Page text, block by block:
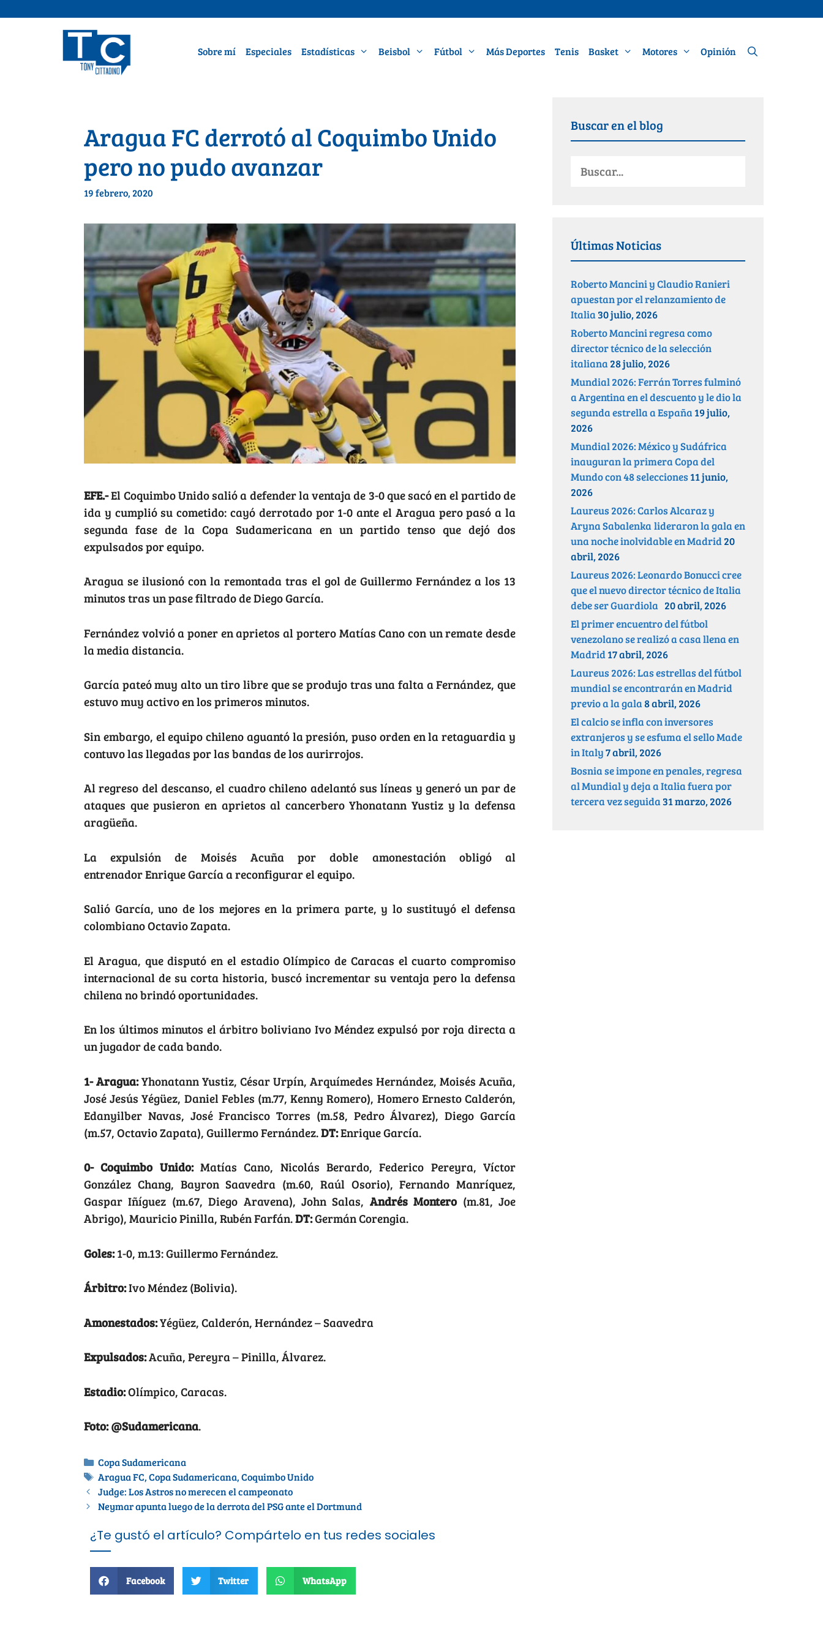
Sobre mí Especiales Estadísticas Beisbol Fútbol Más Deportes Tenis Basket Motores Opinión
Aragua FC derrotó al Coquimbo Unido
pero no pudo avanzar
19 febrero, 2020
EFE.-El Coquimbo Unido salió a defender la ventaja de 3-0 que sacó en el partido de
ida y cumplió su cometido: cayó derrotado por 1-0 ante el Aragua pero pasó a la
segunda fase de la Copa Sudamericana en un partido tenso que dejó dos
expulsados por equipo.
Aragua se ilusionó con la remontada tras el gol de Guillermo Fernández a los 13
minutos tras un pase filtrado de Diego García.
Fernández volvió a poner en aprietos al portero Matías Cano con un remate desde
la media distancia.
García pateó muy alto un tiro libre que se produjo tras una falta a Fernández, que
estuvo muy activo en los primeros minutos.
Sin embargo, el equipo chileno aguantó la presión, puso orden en la retaguardia y
contuvo las llegadas por las bandas de los aurirrojos.
Al regreso del descanso, el cuadro chileno adelantó sus líneas y generó un par de
ataques que pusieron en aprietos al cancerbero Yhonatann Yustiz y la defensa
aragüeña.
La expulsión de Moisés Acuña por doble amonestación obligó al
entrenador Enrique García a reconfigurar el equipo.
Salió García, uno de los mejores en la primera parte, y lo sustituyó el defensa
colombiano Octavio Zapata.
El Aragua, que disputó en el estadio Olímpico de Caracas el cuarto compromiso
internacional de su corta historia, buscó incrementar su ventaja pero la defensa
chilena no brindó oportunidades.
En los últimos minutos el árbitro boliviano Ivo Méndez expulsó por roja directa a
un jugador de cada bando.
1- Aragua:Yhonatann Yustiz, César Urpín, Arquímedes Hernández, Moisés Acuña,
José Jesús Yégüez, Daniel Febles (m.77, Kenny Romero), Homero Ernesto Calderón,
Edanyilber Navas, José Francisco Torres (m.58, Pedro Álvarez), Diego García
(m.57, Octavio Zapata), Guillermo Fernández.DT:Enrique García.
0- Coquimbo Unido:Matías Cano, Nicolás Berardo, Federico Pereyra, Víctor
González Chang, Bayron Saavedra (m.60, Raúl Osorio), Fernando Manríquez,
Gaspar Iñíguez (m.67, Diego Aravena), John Salas, Andrés Montero(m.81, Joe
Abrigo), Mauricio Pinilla, Rubén Farfán.DT:Germán Corengia.
Goles:1-0, m.13: Guillermo Fernández.
Árbitro:Ivo Méndez (Bolivia).
Amonestados:Yégüez, Calderón, Hernández – Saavedra
Expulsados:Acuña, Pereyra – Pinilla, Álvarez.
Estadio:Olímpico, Caracas.
Foto: @Sudamericana.
Copa Sudamericana
Aragua FC,Copa Sudamericana,Coquimbo Unido
Judge: Los Astros no merecen el campeonato
Neymar apunta luego de la derrota del PSG ante el Dortmund
¿Te gustó el artículo? Compártelo en tus redes sociales
Facebook Twitter WhatsApp
Buscar en el blog
Últimas Noticias
Roberto Mancini y Claudio Ranieri
apuestan por el relanzamiento de
Italia30 julio, 2026
Roberto Mancini regresa como
director técnico de la selección
italiana28 julio, 2026
Mundial 2026: Ferrán Torres fulminó
a Argentina en el descuento y le dio la
segunda estrella a España19 julio,
2026
Mundial 2026: México y Sudáfrica
inauguran la primera Copa del
Mundo con 48 selecciones 11 junio,
2026
Laureus 2026: Carlos Alcaraz y
Aryna Sabalenka lideraron la gala en
una noche inolvidable en Madrid20
abril, 2026
Laureus 2026: Leonardo Bonucci cree
que el nuevo director técnico de Italia
debe ser Guardiola 20 abril, 2026
El primer encuentro del fútbol
venezolano se realizó a casa llena en
Madrid17 abril, 2026
Laureus 2026: Las estrellas del fútbol
mundial se encontrarán en Madrid
previo a la gala8 abril, 2026
El calcio se infla con inversores
extranjeros y se esfuma el sello Made
in Italy7 abril, 2026
Bosnia se impone en penales, regresa
al Mundial y deja a Italia fuera por
tercera vez seguida31 marzo, 2026